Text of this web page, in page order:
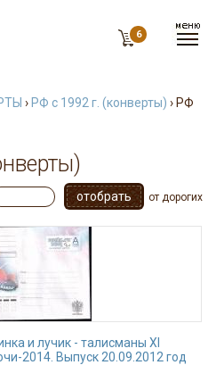
6
› РФ с 1992 г. (конверты) › РФ
от дорогих
и лучик - талисманы XI
2014. Выпуск 20.09.2012 год